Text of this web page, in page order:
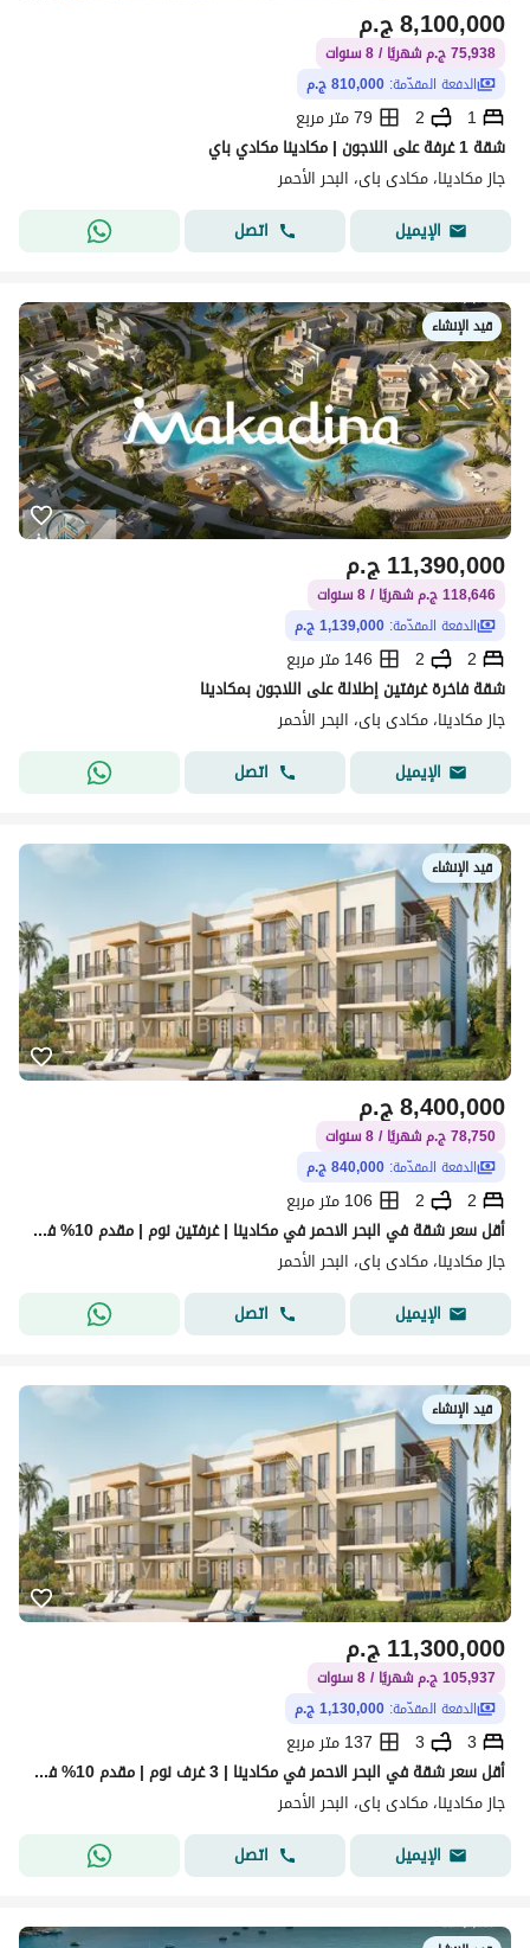
ج.م8,100,000
75,938 ج.م شهريًا / 8 سنوات
الدفعة المقدّمة: 810,000 ج.م
1
2
79 متر مربع
شقة 1 غرفة على اللاجون | مكادينا مكادي باي
جاز مكادينا، مكادى باى، البحر الأحمر
الإيميل
اتصل
قيد الإنشاء
ج.م11,390,000
118,646 ج.م شهريًا / 8 سنوات
الدفعة المقدّمة: 1,139,000 ج.م
2
2
146 متر مربع
شقة فاخرة غرفتين إطلالة على اللاجون بمكادينا
جاز مكادينا، مكادى باى، البحر الأحمر
الإيميل
اتصل
قيد الإنشاء
ج.م8,400,000
78,750 ج.م شهريًا / 8 سنوات
الدفعة المقدّمة: 840,000 ج.م
2
2
106 متر مربع
أقل سعر شقة في البحر الاحمر في مكادينا | غرفتين نوم | مقدم 10% فقط وتقسيط حتى 8 سنوات
جاز مكادينا، مكادى باى، البحر الأحمر
الإيميل
اتصل
قيد الإنشاء
ج.م11,300,000
105,937 ج.م شهريًا / 8 سنوات
الدفعة المقدّمة: 1,130,000 ج.م
3
3
137 متر مربع
أقل سعر شقة في البحر الاحمر في مكادينا | 3 غرف نوم | مقدم 10% فقط وتقسيط حتى 8 سنوات
جاز مكادينا، مكادى باى، البحر الأحمر
الإيميل
اتصل